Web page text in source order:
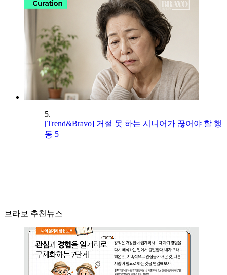
5.
[Trend&Bravo] 거절 못 하는 시니어가 끊어야 할 행
동 5
브라보 추천뉴스